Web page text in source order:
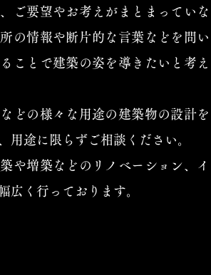
要望やお考えがまとまっていな
の情報や断片的な言葉などを問い
ことで建築の姿を導きたいと考え
の様々な用途の建築物の設計を
用途に限らずご相談ください。
増築などのリノベーション、イ
広く行っております。